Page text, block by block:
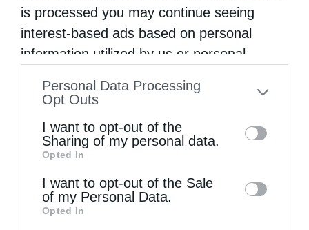
is processed you may continue seeing
interest-based ads based on personal
information utilized by us or personal
to your opt-out. You may separately opt-out
information by third parties on the IAB’s list
of downstream participants. This
information may also be disclosed by us to
third parties on theIAB’s List of
Downstream Participants
Personal Data Processing
Opt Outs
I want to opt-out of the
Sharing of my personal data.
Opted In
I want to opt-out of the Sale
of my Personal Data.
Opted In